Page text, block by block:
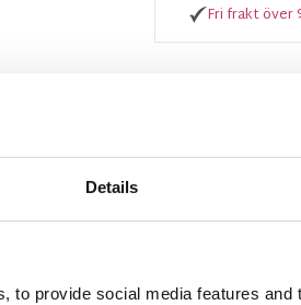
Details
to provide social media features
Fri frakt över
Snygg
Placera fina
MÅTT OCH